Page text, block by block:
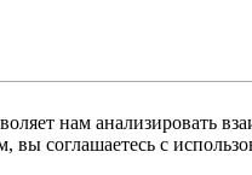
нам анализировать
вы соглашаетесь с